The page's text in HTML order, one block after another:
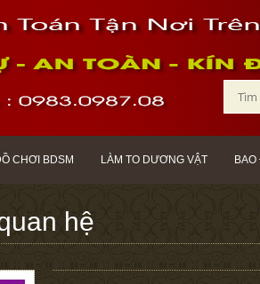
CHƠI BDSM LÀM TO DƯƠNG VẬT
hệ